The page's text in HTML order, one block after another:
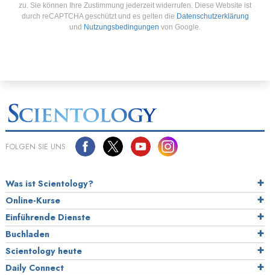
zu. Sie können Ihre Zustimmung jederzeit widerrufen. Diese Website ist
durch reCAPTCHA geschützt und es gelten die Datenschutzerklärung
und Nutzungsbedingungen von Google.
FOLGEN SIE UNS
Was ist Scientology?
Online-Kurse
Einführende Dienste
Buchladen
Scientology heute
Daily Connect